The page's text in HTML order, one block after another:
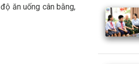
ăn uống cân bằng,